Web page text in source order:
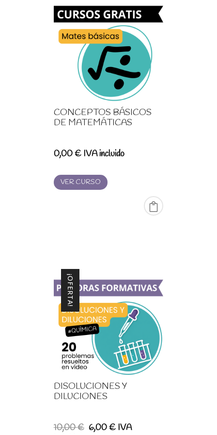
CONCEPTOS BÁSICOS
DE MATEMÁTICAS
0,00€ IVA incluido
VER CURSO
¡OFERTA!
DISOLUCIONES Y
DILUCIONES
10,00€ El
6,00€ElIVA